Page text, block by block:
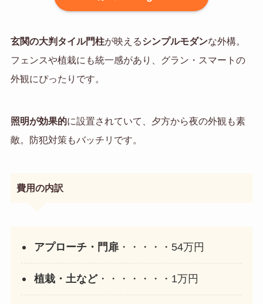
玄関の大判タイル門柱が映えるシンプルモダンな外構。
フェンスや植栽にも統一感があり、グラン・スマートの
外観にぴったりです。
照明が効果的に設置されていて、夕方から夜の外観も素
敵。防犯対策もバッチリです。
費用の内訳
アプローチ・門扉 ・・・・・54万円
植栽・土など・・・・・・・1万円